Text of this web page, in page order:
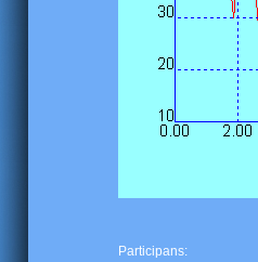
Participans: